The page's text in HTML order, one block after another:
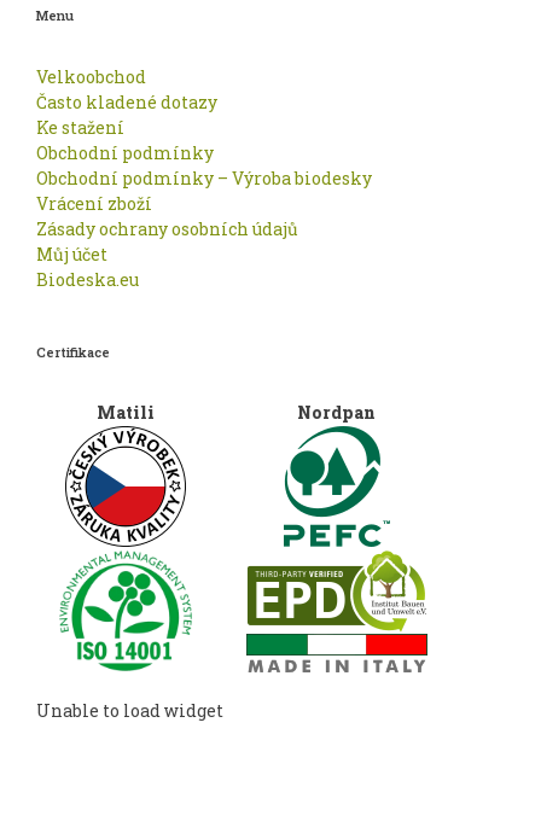
Menu
Velkoobchod
Často kladené dotazy
Ke stažení
Obchodní podmínky
Obchodní podmínky – Výroba biodesky
Vrácení zboží
Zásady ochrany osobních údajů
Můj účet
Biodeska.eu
Certifikace
Matili Nordpan
Unable to load widget